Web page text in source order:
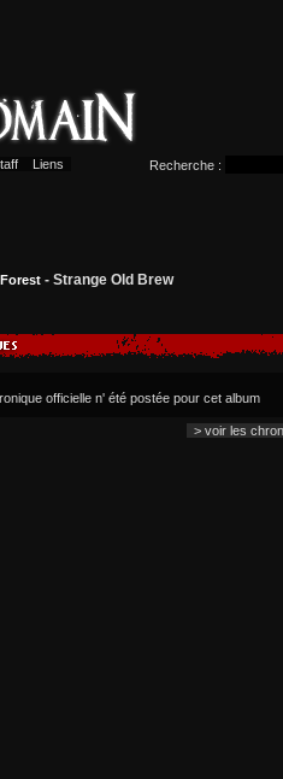
Liens Recherche :
- Strange Old Brew
officielle n' été postée pour cet album
> voir les